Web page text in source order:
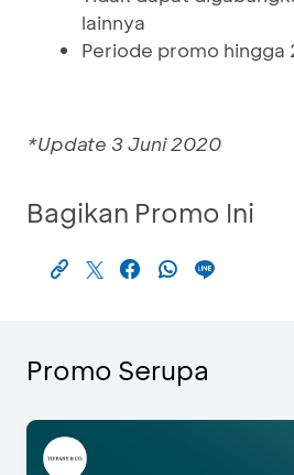
lainnya
Periode promo hingga
*Update 3 Juni 2020
Bagikan Promo Ini
Promo Serupa